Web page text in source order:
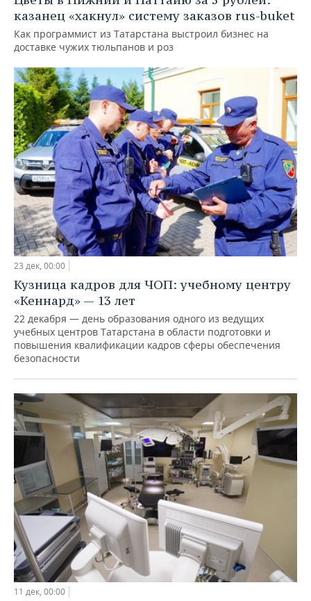
казанец «хакнул» систему заказов rus-buket
Как программист из Татарстана выстроил бизнес на
доставке чужих тюльпанов и роз
23 дек, 00:00
Кузница кадров для ЧОП: учебному центру
«Кеннард» — 13 лет
22 декабря — день образования одного из ведущих
учебных центров Татарстана в области подготовки и
повышения квалификации кадров сферы обеспечения
безопасности
11 дек, 00:00